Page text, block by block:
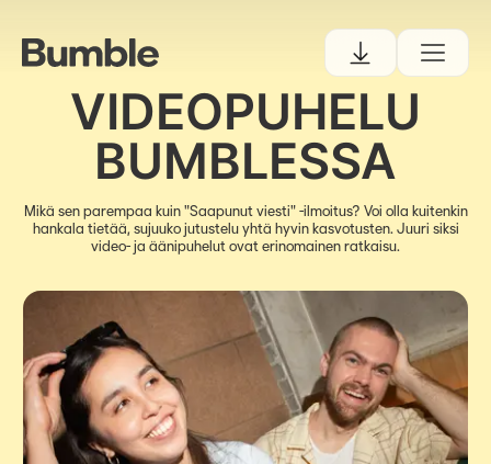
VIDEOPUHELU
BUMBLESSA
Mikä sen parempaa kuin "Saapunut viesti" -ilmoitus? Voi olla kuitenkin
hankala tietää, sujuuko jutustelu yhtä hyvin kasvotusten. Juuri siksi
video- ja äänipuhelut ovat erinomainen ratkaisu.